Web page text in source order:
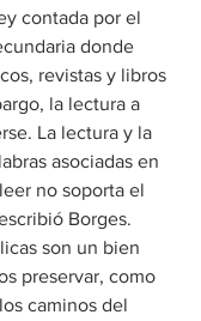
contada por el
donde
revistas y libros
la lectura a
La lectura y la
asociadas en
no soporta el
Borges.
son un bien
preservar, como
caminos del